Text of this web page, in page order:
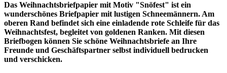
Das Weihnachtsbriefpapier mit Motiv "Snöfest" ist ein
wunderschönes Briefpapier mit lustigen Schneemännern. Am
oberen Rand befindet sich eine einladende rote Schleife für das
Weihnachtsfest, begleitet von goldenen Ranken. Mit diesen
Briefbogen können Sie schöne Weihnachtsbriefe an Ihre
Freunde und Geschäftspartner selbst individuell bedrucken
und verschicken.